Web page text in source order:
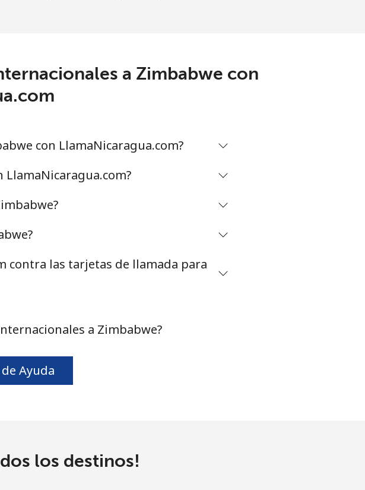
a Zimbabwe con
con LlamaNicaragua.com?
LlamaNicaragua.com?
contra las tarjetas de llamada para
a Zimbabwe?
Ayuda
los destinos!